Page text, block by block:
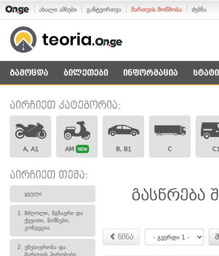
ახალი ამბები განტვირთვა მართვის მოწმობა ძებნა
გამოცდა ბილეთები ინფორმაცია
აირჩიეთ კატეგორია:
A, A1 AM NEW B, B1 C
აირჩიეთ თემა:
ყველა
1. მძღოლი, მგზავრი და
ქვეითი, ნიშნები,
კონვეცია
2. უწესივრობა და
მართვის პირობები
გასწრება
წინა